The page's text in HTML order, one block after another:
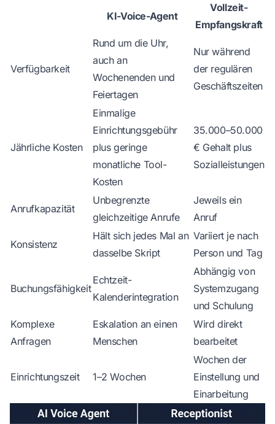
KI-Voice-Agent
Vollzeit-
Empfangskraft
Verfügbarkeit
Rund um die Uhr,
auch an
Wochenenden und
Feiertagen
Nur während
der regulären
Geschäftszeiten
Jährliche Kosten
Einmalige
Einrichtungsgebühr
plus geringe
monatliche Tool-
Kosten
35.000–50.000
€ Gehalt plus
Sozialleistungen
Anrufkapazität
Unbegrenzte
gleichzeitige Anrufe
Jeweils ein
Anruf
Konsistenz
Hält sich jedes Mal an
dasselbe Skript
Variiert je nach
Person und Tag
Buchungsfähigkeit
Echtzeit-
Kalenderintegration
Abhängig von
Systemzugang
und Schulung
Komplexe
Anfragen
Eskalation an einen
Menschen
Wird direkt
bearbeitet
Einrichtungszeit 1–2 Wochen
Wochen der
Einstellung und
Einarbeitung